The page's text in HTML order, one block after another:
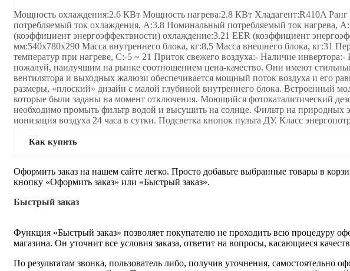
Мощность охлаждения:2.6 КВт Мощность нагрева:2.8 КВт Хладагент:R410A
потребляемый ток охлаждения, А:3.8 Номинальный потребляемый ток нагрева,
(коэффициент энергоэффектвности) охлаждение:3.21 EER (коэффициент
мм:540x780x290 Масса внутреннего блока, кг:8,5 Масса внешнего блока, кг:31
температур при нагреве, С:-5 ~ 21 Приток свежего воздуха:- Наличие
пожалуй, наилучшим на рынке соотношением цена-качество. Они имеют
вентилятора и выходных жалюзи обеспечивается мощный поток воздуха и его
размеры, «плоский» дизайн с малой глубиной внутреннего блока. Встроенный
которые были заданы на момент отключения. Моющийся фотокаталитический
необходимо промыть фильтр водой и высушить на солнце. Фильтр на
ионизация воздуха 24 часа в сутки. Подсветка кнопок пульта ДУ. Класс
Как купить
Оформить заказ на нашем сайте легко. Просто добавьте выбранные товары в
кнопку «Оформить заказ» или «Быстрый заказ».
Быстрый заказ
Функция «Быстрый заказ» позволяет покупателю не проходить всю процедуру
магазина. Он уточнит все условия заказа, ответит на вопросы, касающиеся
По результатам звонка, пользователь либо, получив уточнения,